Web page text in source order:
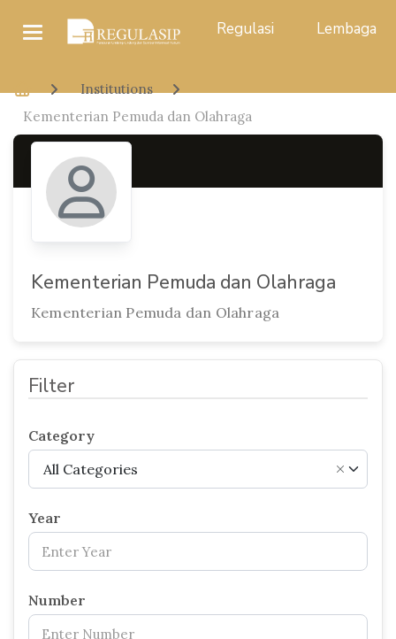
Regulasi Lembaga
Institutions
Kementerian Pemuda dan Olahraga
Kementerian Pemuda dan Olahraga
Kementerian Pemuda dan Olahraga
Filter
Category
×
All Categories
Year
Number